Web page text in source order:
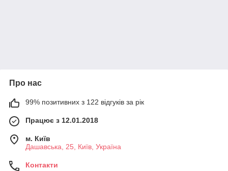
Про нас
99% позитивних з 122 відгуків за рік
Працює з 12.01.2018
м. Київ
Дашавська, 25, Київ, Україна
Контакти